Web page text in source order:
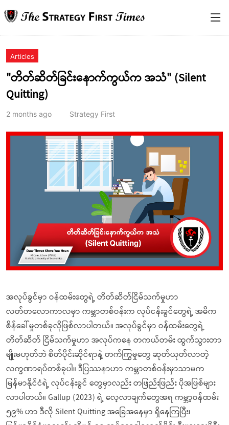
Articles
"တိတ်ဆိတ်ခြင်းနောက်ကွယ်က အသံ" (Silent
Quitting)
2 months ago Strategy First
အလုပ်ခွင်မှာ ဝန်ထမ်းတွေရဲ့ တိတ်ဆိတ်ငြိမ်သက်မှုဟာ
လတ်တလောကာလမှာ ကမ္ဘာတစ်ဝန်းက လုပ်ငန်းခွင်တွေရဲ့ အဓိက
စိန်ခေါ်မှုတစ်ခုလိုဖြစ်လာပါတယ်။ အလုပ်ခွင်မှာ ဝန်ထမ်းတွေရဲ့
တိတ်ဆိတ် ငြိမ်သက်မှုဟာ အလုပ်ကနေ တကယ်တမ်း ထွက်သွားတာ
မျိုးမဟုတ်ဘဲ စိတ်ပိုင်းဆိုင်ရာနဲ့ တက်ကြွမှုတွေ ဆုတ်ယုတ်လာတဲ့
လက္ခဏာရပ်တစ်ခုပါ။ ဒီပြဿနာဟာ ကမ္ဘာတစ်ဝန်းမှာသာမက
မြန်မာနိုင်ငံရဲ့ လုပ်ငန်းခွင် တွေမှာလည်း တဖြည်းဖြည်း ပိုအဖြစ်များ
လာပါတယ်။ Gallup (2023) ရဲ့ လေ့လာချက်တွေအရ ကမ္ဘာ့ဝန်ထမ်း
၅၉% ဟာ ဒီလို Silent Quitting အခြေအနေမှာ ရှိနေကြပြီး၊